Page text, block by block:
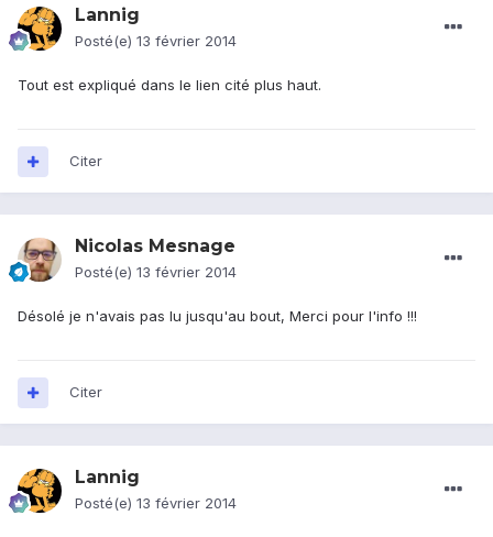
Lannig
Posté(e) 13 février 2014
Tout est expliqué dans le lien cité plus haut.
Citer
Nicolas Mesnage
Posté(e) 13 février 2014
Désolé je n'avais pas lu jusqu'au bout, Merci pour l'info !!!
Citer
Lannig
Posté(e) 13 février 2014